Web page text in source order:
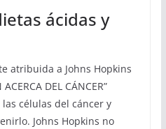
ácidas y
atribuida a Johns Hopkins
DEL CÁNCER”
células del cáncer y
Johns Hopkins no